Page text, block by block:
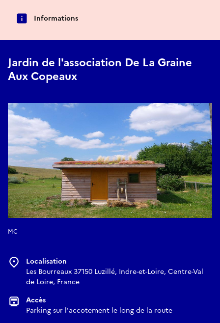
Informations
Jardin de l'association De La Graine
Aux Copeaux
MC
Localisation
Les Bourreaux 37150 Luzillé, Indre-et-Loire, Centre-Val
de Loire, France
Accès
Parking sur l'accotement le long de la route